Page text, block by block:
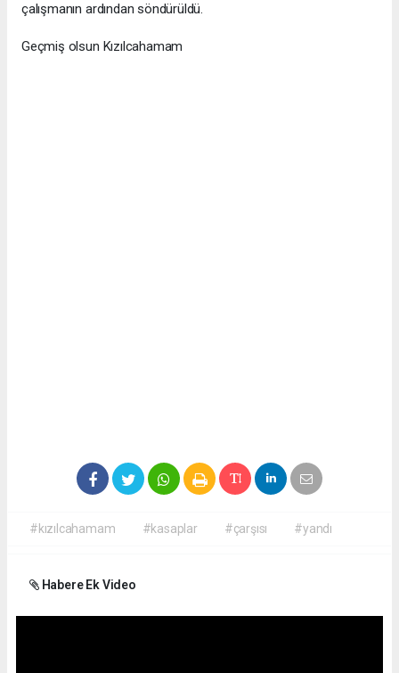
çalışmanın ardından söndürüldü.
Geçmiş olsun Kızılcahamam
#kızılcahamam #kasaplar #çarşısı #yandı
Habere Ek Video